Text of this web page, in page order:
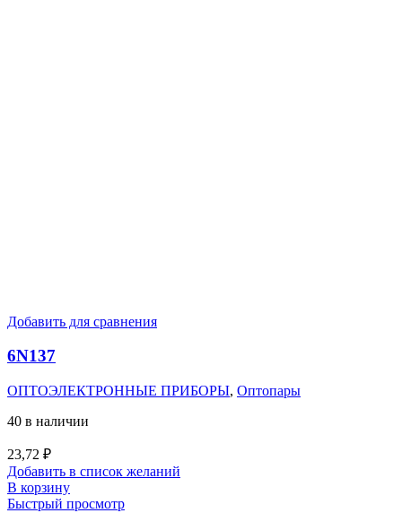
Добавить для сравнения
6N137
ОПТОЭЛЕКТРОННЫЕ ПРИБОРЫ, Оптопары
40 в наличии
23,72 ₽
Добавить в список желаний
В корзину
Быстрый просмотр